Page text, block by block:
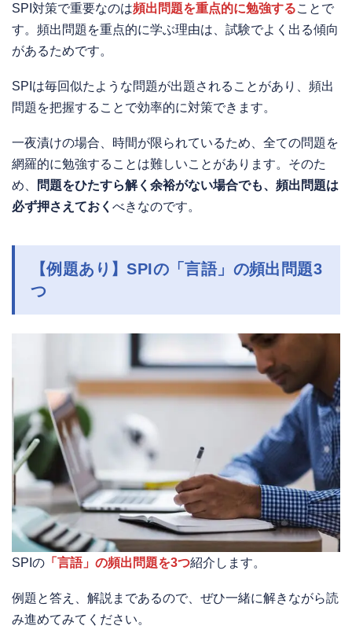
SPI対策で重要なのは頻出問題を重点的に勉強することで
す。頻出問題を重点的に学ぶ理由は、試験でよく出る傾向
があるためです。
SPIは毎回似たような問題が出題されることがあり、頻出
問題を把握することで効率的に対策できます。
一夜漬けの場合、時間が限られているため、全ての問題を
網羅的に勉強することは難しいことがあります。そのた
め、
問題をひたすら解く余裕がない場合でも、頻出問題は
必ず押さえておく べきなのです。
【例題あり】SPIの「言語」の頻出問題3
つ
SPIの 「言語」の頻出問題を3つ紹介します。
例題と答え、解説まであるので、ぜひ一緒に解きながら読
み進めてみてください。